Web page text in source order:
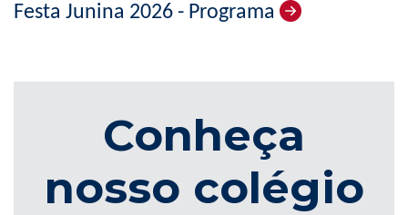
Festa Junina 2026 - Programa
Conheça
nosso colégio